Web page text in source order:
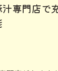
汁専門店で